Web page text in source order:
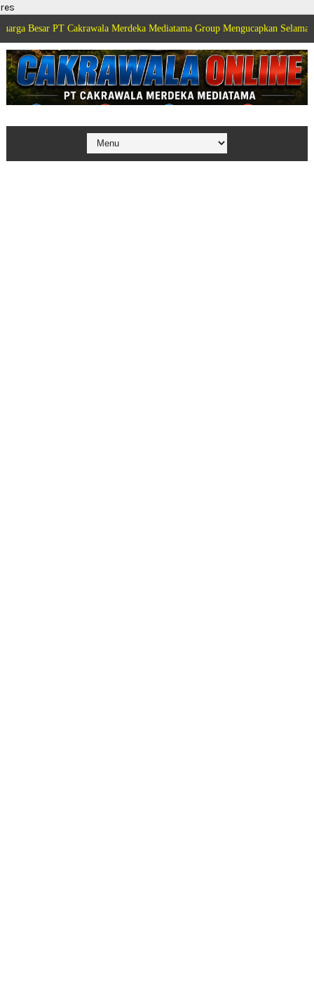
res
PT Cakrawala Merdeka Mediatama Group Mengucapkan Selamat